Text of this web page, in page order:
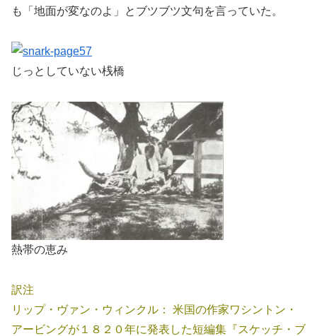
も「地面が変なのよ」とブツブツ文句を言っていた。
じっとしていない桟橋
熱帯の恵み
訳注
リップ・ヴァン・ウィンクル： 米国の作家ワシントン・
アービングが１８２０年に発表した短編集『スケッチ・ブ